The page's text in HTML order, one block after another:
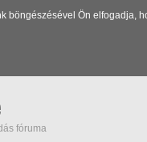
böngészésével Ön elfogadja,
fóruma